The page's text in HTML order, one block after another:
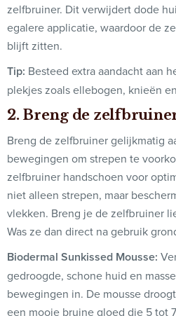
zelfbruiner. Dit verwijdert dode
egalere applicatie, waardoor de
blijft zitten.
Tip: Besteed extra aandacht aan
plekjes zoals ellebogen, knieën
2. Breng de
Breng de zelfbruiner gelijkmatig
bewegingen om strepen te
zelfbruiner handschoen voor
niet alleen strepen, maar
vlekken. Breng je de zelfbruiner
Was ze dan direct na gebruik
Biodermal Sunkissed Mousse:
gedroogde, schone huid en
bewegingen in. De mousse
een mooie bruine gloed die 5 tot